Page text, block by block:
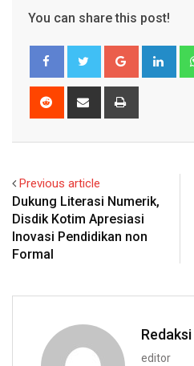
You can share this post!
Google+
Reddit
Share
Previous article
Dukung Literasi Numerik,
Disdik Kotim Apresiasi
Inovasi Pendidikan non
Formal
editor